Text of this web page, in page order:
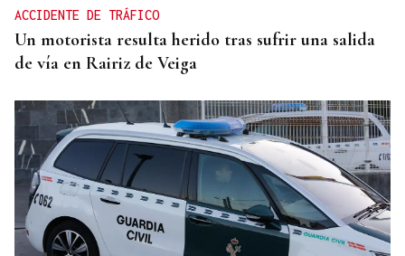
ACCIDENTE DE TRÁFICO
Un motorista resulta herido tras sufrir una salida
de vía en Rairiz de Veiga